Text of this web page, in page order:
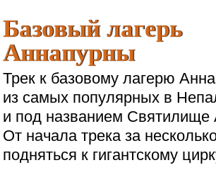
Базовый лагерь
Аннапурны
Трек к базовому лагерю
из самых популярных в
и под названием Святилище
От начала трека за
подняться к гигантскому